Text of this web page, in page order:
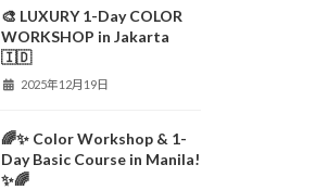
🎨 LUXURY 1-Day COLOR
WORKSHOP in Jakarta
🇮🇩
2025年12月19日
🌈✨ Color Workshop & 1-
Day Basic Course in Manila!
✨🌈